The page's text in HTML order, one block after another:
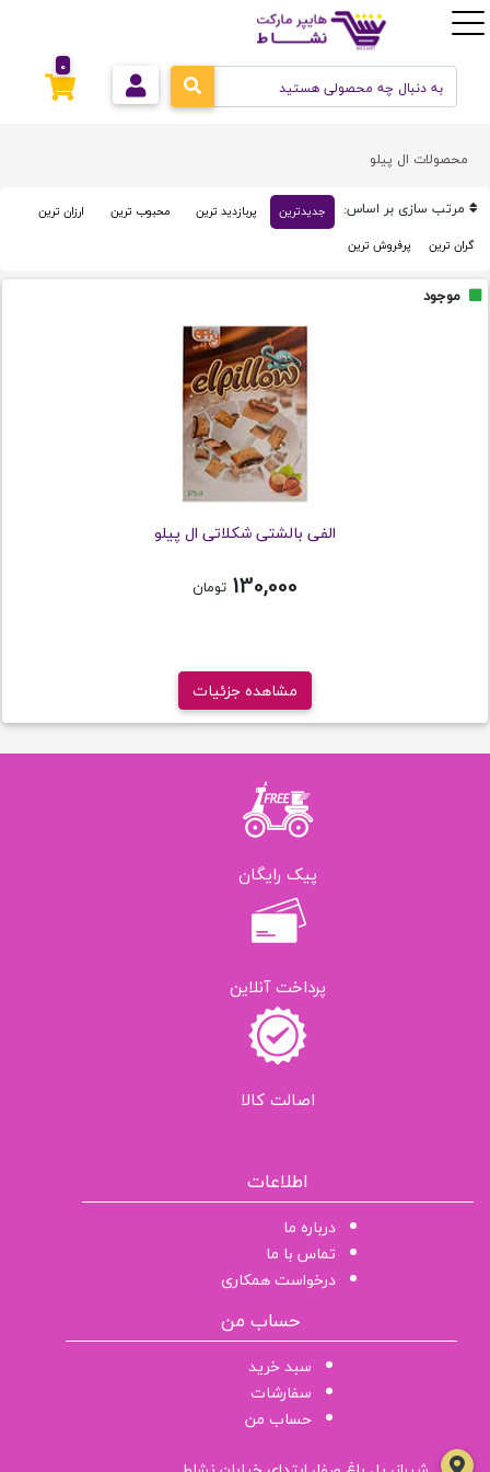
0
محصولات ال پیلو
مرتب سازی بر اساس: جدیدترین پربازدید ترین محبوب ترین
ارزان ترین
گران ترین
پرفروش ترین
موجود
الفی بالشتی شکلاتی ال پیلو
130,000 تومان
مشاهده جزئیات
پیک رایگان
پرداخت آنلاین
اصالت کالا
اطلاعات
درباره ما
تماس با ما
درخواست همکاری
حساب من
سبد خرید
سفارشات
حساب من